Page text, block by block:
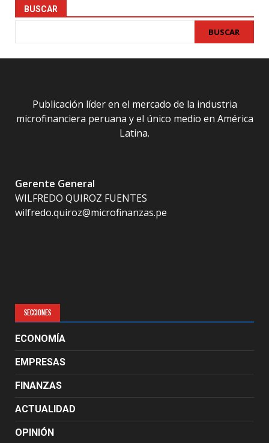
BUSCAR
BUSCAR
Publicación líder en el mercado de la industria
microfinanciera peruana y el único medio en América
Latina.
Gerente General
WILFREDO QUIROZ FUENTES
wilfredo.quiroz@microfinanzas.pe
SECCIONES
ECONOMÍA
EMPRESAS
FINANZAS
ACTUALIDAD
OPINIÓN